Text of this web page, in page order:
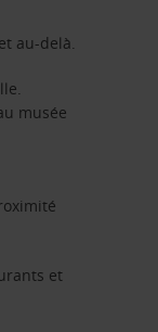
au-delà.
musée
et